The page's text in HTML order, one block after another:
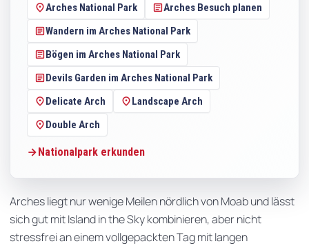
location_onArches National Park articleArches Besuch planen
articleWandern im Arches National Park
article Bögen im Arches National Park
article Devils Garden im Arches National Park
location_on Delicate Arch location_on Landscape Arch
location_on Double Arch
Nationalpark erkunden
Arches liegt nur wenige Meilen nördlich von Moab und lässt
sich gut mit Island in the Sky kombinieren, aber nicht
stressfrei an einem vollgepackten Tag mit langen